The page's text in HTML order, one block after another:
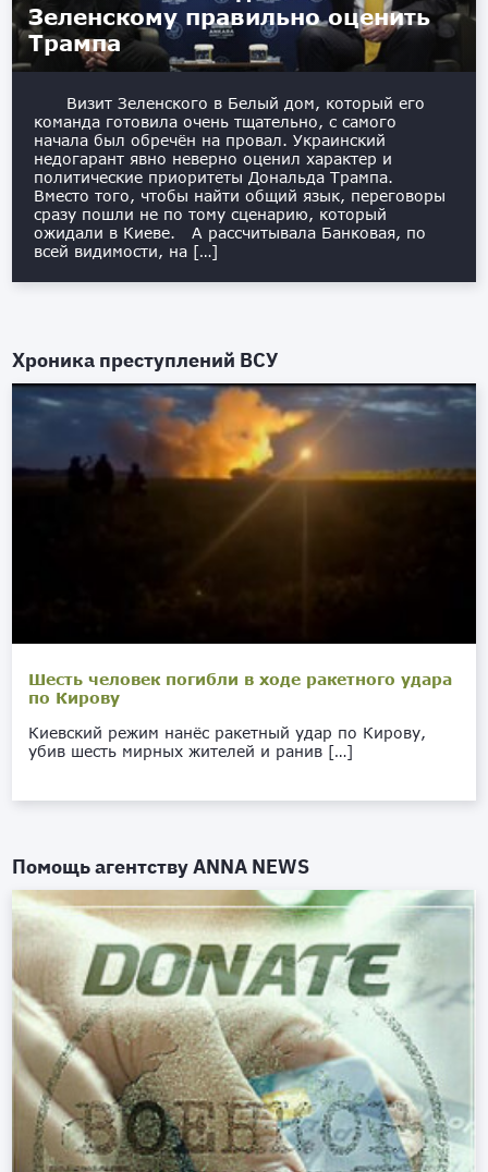
Зеленскому правильно оценить
Трампа
Визит Зеленского в Белый дом, который его
команда готовила очень тщательно, с самого
начала был обречён на провал. Украинский
недогарант явно неверно оценил характер и
политические приоритеты Дональда Трампа.
Вместо того, чтобы найти общий язык, переговоры
сразу пошли не по тому сценарию, который
ожидали в Киеве. А рассчитывала Банковая, по
всей видимости, на […]
Хроника преступлений ВСУ
Шесть человек погибли в ходе ракетного удара
по Кирову
Киевский режим нанёс ракетный удар по Кирову,
убив шесть мирных жителей и ранив […]
Помощь агентствуANNA NEWS